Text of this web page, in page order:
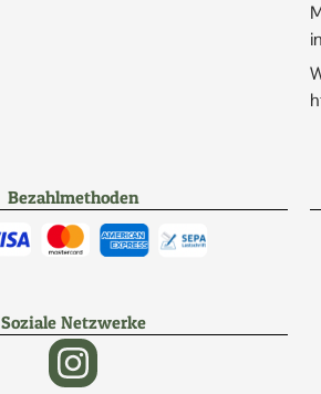
Bezahlmethoden
Soziale Netzwerke